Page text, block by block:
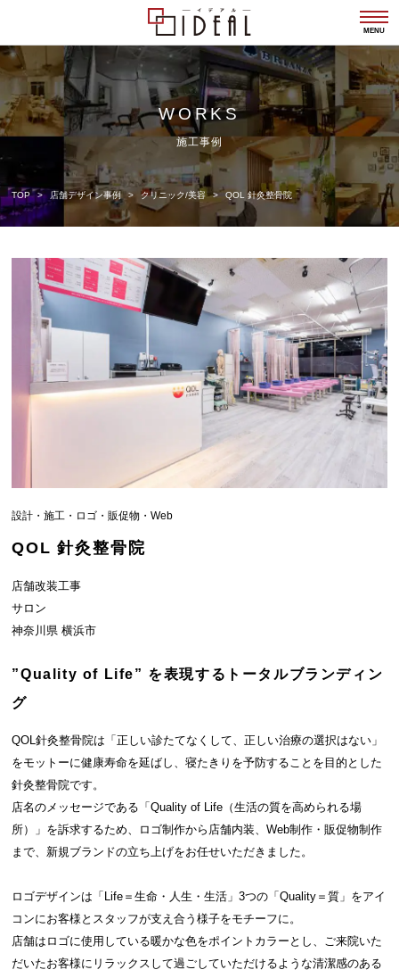
MENU
WORKS
施工事例
TOP 店舗デザイン事例 クリニック/美容 QOL 針灸整骨院
設計・施工・ロゴ・販促物・Web
QOL 針灸整骨院
店舗改装工事
サロン
神奈川県 横浜市
”Quality of Life” を表現するトータルブランディン
グ
QOL針灸整骨院は「正しい診たてなくして、正しい治療の選択はない」
をモットーに健康寿命を延ばし、寝たきりを予防することを目的とした
針灸整骨院です。
店名のメッセージである「Quality of Life（生活の質を高められる場
所）」を訴求するため、ロゴ制作から店舗内装、Web制作・販促物制作
まで、新規ブランドの立ち上げをお任せいただきました。
ロゴデザインは「Life＝生命・人生・生活」3つの「Quality＝質」をアイ
コンにお客様とスタッフが支え合う様子をモチーフに。
店舗はロゴに使用している暖かな色をポイントカラーとし、ご来院いた
だいたお客様にリラックスして過ごしていただけるような清潔感のある